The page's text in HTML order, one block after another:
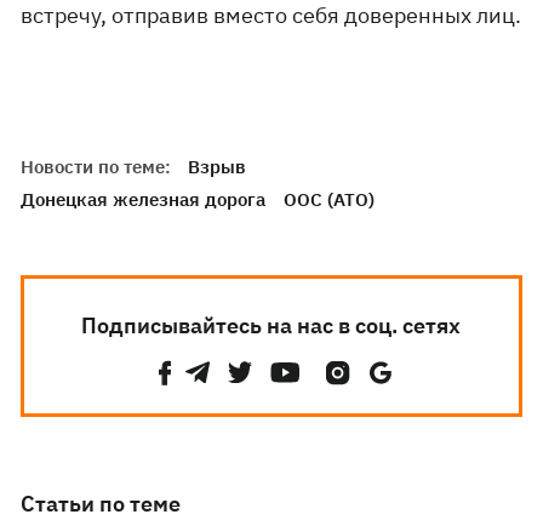
встречу, отправив вместо себя доверенных лиц.
Новости по теме:
Взрыв
Донецкая железная дорога
ООС (АТО)
Подписывайтесь на нас в соц. сетях
Статьи по теме